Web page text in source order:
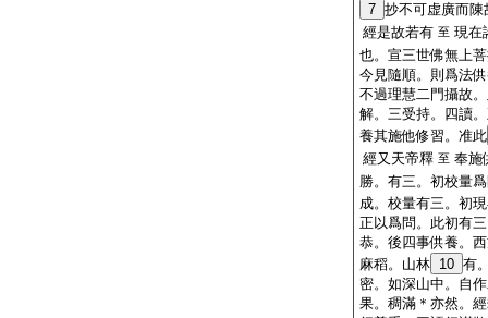
7 抄不可虚廣而
經是故若有 至 現在
也。宣三世佛無上
今見隨順。則爲法
不過理慧二門攝故
解。三受持。四讀
養其施他修習。准此
經又天帝釋 至 奉施
勝。有三。初校量
成。校量有三。初
正以爲問。此初有
恭。後四事供養。
麻稻。山林 10 有
密。如深山中。自
果。稠滿＊亦然。